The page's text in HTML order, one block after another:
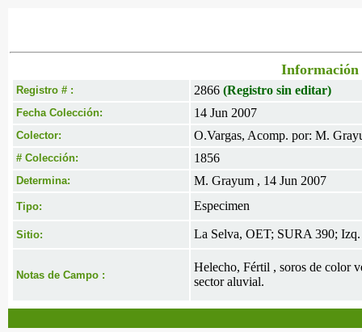
Información
Registro # : 2866 (Registro sin editar)
Fecha Colección: 14 Jun 2007
Colector: O.Vargas, Acomp. por: M.
# Colección: 1856
Determina: M. Grayum , 14 Jun 2007
Tipo: Especimen
Sitio: La Selva, OET; SURA 390;
Notas de Campo :
Helecho, Fértil , soros de color
sector aluvial.